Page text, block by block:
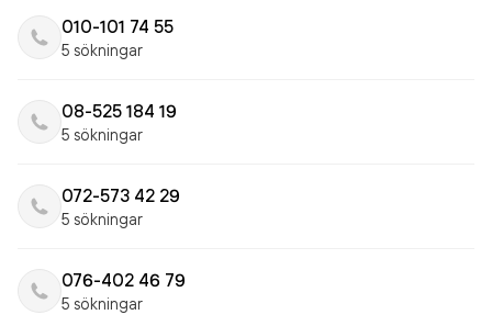
010-101 74 55
5 sökningar
08-525 184 19
5 sökningar
072-573 42 29
5 sökningar
076-402 46 79
5 sökningar